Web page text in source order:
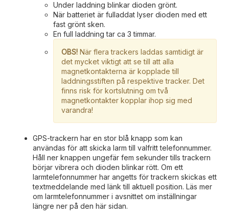
Under laddning blinkar dioden grönt.
När batteriet är fulladdat lyser dioden med ett
fast grönt sken.
En full laddning tar ca 3 timmar.
OBS! När flera trackers laddas samtidigt är
det mycket viktigt att se till att alla
magnetkontakterna är kopplade till
laddningsstiften på respektive tracker. Det
finns risk för kortslutning om två
magnetkontakter kopplar ihop sig med
varandra!
GPS-trackern har en stor blå knapp som kan
användas för att skicka larm till valfritt telefonnummer.
Håll ner knappen ungefär fem sekunder tills trackern
börjar vibrera och dioden blinkar rött. Om ett
larmtelefonnummer har angetts för trackern skickas ett
textmeddelande med länk till aktuell position. Läs mer
om larmtelefonnummer i avsnittet om inställningar
längre ner på den här sidan.